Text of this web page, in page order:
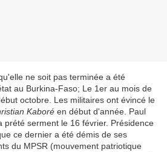
ne soit pas terminée a été
au Burkina-Faso; Le 1er au mois de
octobre. Les militaires ont évincé le
Kaboré en début d'année. Paul
prété serment le 16 février. Présidence
ce dernier a été démis de ses
du MPSR (mouvement patriotique